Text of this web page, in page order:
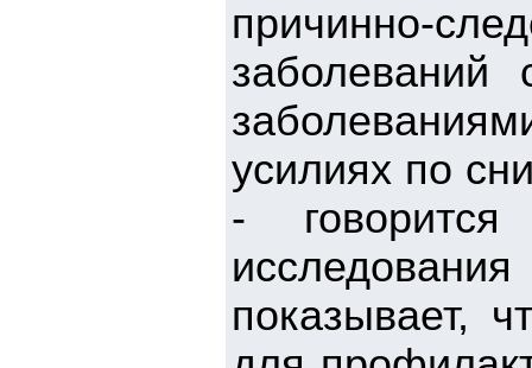
причинно-
усилиях по
-
показывает,